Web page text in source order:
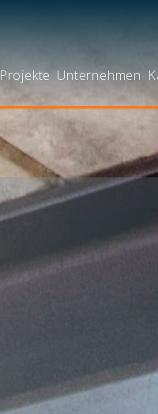
Projekte Unternehmen